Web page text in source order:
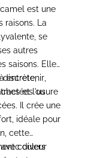
est une
raisons. La
, se
autres
saisons. Elle
discrète,
ou
entretenir
et l'usure
Il crée une
, idéale pour
cette
divers
couleur